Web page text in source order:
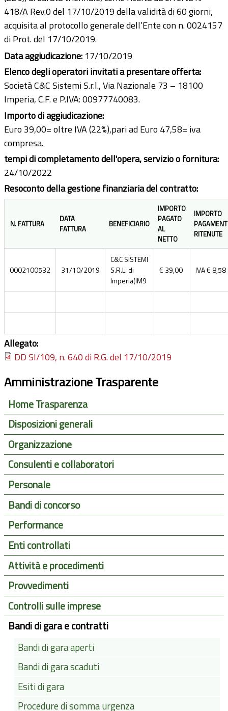
418/A Rev.0 del 17/10/2019 della validità di 60 giorni,
acquisita al protocollo generale dell’Ente con n. 0024157
di Prot. del 17/10/2019.
Data aggiudicazione: 17/10/2019
Elenco degli operatori invitati a presentare offerta:
Società C&C Sistemi S.r.l., Via Nazionale 73 – 18100
Imperia, C.F. e P.IVA: 00977740083.
Importo di aggiudicazione:
Euro 39,00= oltre IVA (22%),pari ad Euro 47,58= iva
compresa.
tempi di completamento dell'opera, servizio o fornitura:
24/10/2022
Resoconto della gestione finanziaria del contratto:
N. FATTURA
DATA
FATTURA
BENEFICIARIO
IMPORTO
PAGATO
AL
NETTO
IMPORTO
RITENUTE
0002100532 31/10/2019
C&C SISTEMI
S.R.L. di
Imperia(IM9
€ 39,00 IVA € 8,58
Allegato:
DD SI/109, n. 640 di R.G. del 17/10/2019
Amministrazione Trasparente
Home Trasparenza
Disposizioni generali
Organizzazione
Consulenti e collaboratori
Personale
Bandi di concorso
Performance
Enti controllati
Attività e procedimenti
Provvedimenti
Controlli sulle imprese
Bandi di gara e contratti
Bandi di gara aperti
Bandi di gara scaduti
Esiti di gara
Procedure di somma urgenza